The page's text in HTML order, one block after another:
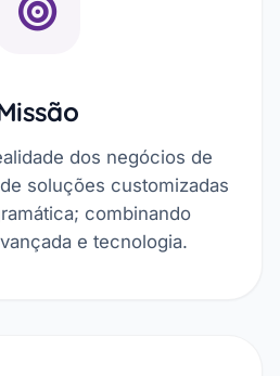
dos negócios de
soluções customizadas
combinando
e tecnologia.